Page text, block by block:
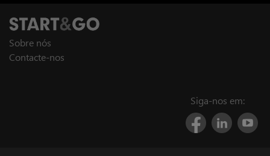
Sobre nós
Contacte-nos
Siga-nos em: